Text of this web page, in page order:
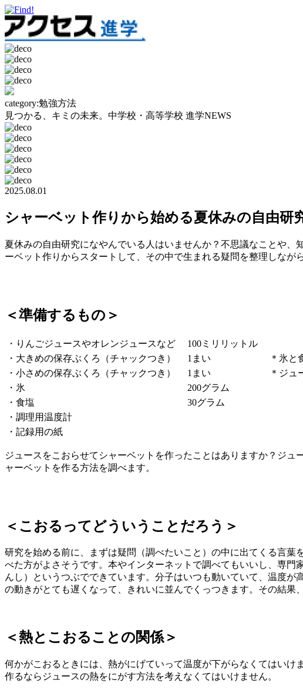
category:勉強方法
見つかる、キミの未来。 中学校・高等学校 進学NEWS
2025.08.01
シャーベット作りから始める夏休みの自由研
夏休みの自由研究になやんでいる人はいませんか？不思議なことや
ーベット作りからスタートして、その中で生まれる疑問を整理しなが
＜準備するもの＞
・りんごジュースやオレンジュースなど
100ミリリットル
・大きめの保存ぶくろ（チャックつき）
1まい
＊氷と
・小さめの保存ぶくろ（チャックつき）
1まい
＊ジュ
・氷
200グラム
・食塩
30グラム
・調理用温度計
・記録用の紙
ジュースをこおらせてシャーベットを作ったことはありますか？ジ
ャーベットを作る方法を調べます。
＜こおるってどういうことだろう＞
研究を始める前に、まずは疑問（調べたいこと）の中に出てくる言
べた方がよさそうです。本やインターネットで調べてもいいし、専
んし）というつぶでできています。分子はいつも動いていて、温度
の動きがとても遅くなって、きれいに並んでくっつきます。その結果
＜熱とこおることの関係＞
何かがこおるときには、熱がにげていって温度が下がらなくてはい
作るならジュースの熱をにがす方法を考えなくてはいけません。